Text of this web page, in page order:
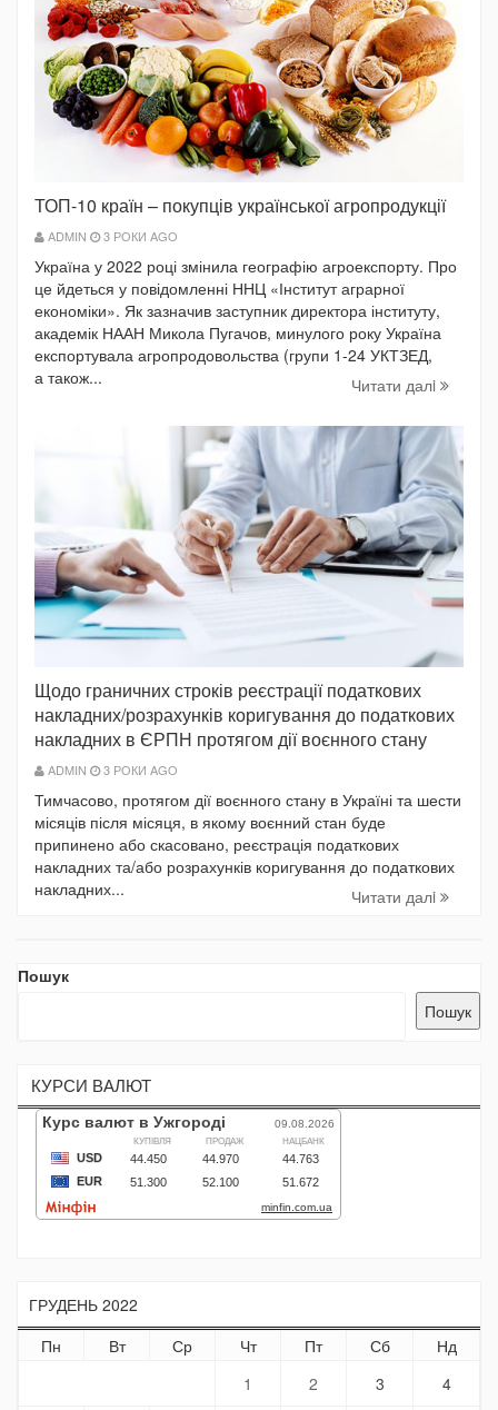
ТОП-10 країн – покупців української агропродукції
ADMIN 3 РОКИ AGO
Україна у 2022 році змінила географію агроекспорту. Про
це йдеться у повідомленні ННЦ «Інститут аграрної
економіки». Як зазначив заступник директора інституту,
академік НААН Микола Пугачов, минулого року Україна
експортувала агропродовольства (групи 1-24 УКТЗЕД,
а також...
Читати далi
Щодо граничних строків реєстрації податкових
накладних/розрахунків коригування до податкових
накладних в ЄРПН протягом дії воєнного стану
ADMIN 3 РОКИ AGO
Тимчасово, протягом дії воєнного стану в Україні та шести
місяців після місяця, в якому воєнний стан буде
припинено або скасовано, реєстрація податкових
накладних та/або розрахунків коригування до податкових
накладних...
Читати далi
Пошук
Пошук
КУРСИ ВАЛЮТ
ГРУДЕНЬ 2022
Пн
Вт Ср Чт Пт Сб
Нд
1
2 3 4